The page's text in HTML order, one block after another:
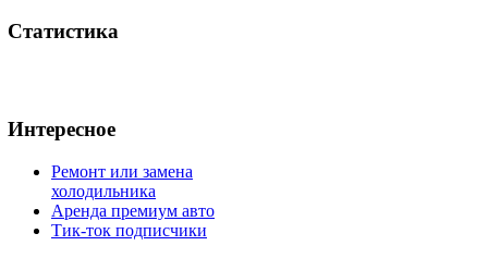
Статистика
Интересное
Ремонт или замена
холодильника
Аренда премиум авто
Тик-ток подписчики